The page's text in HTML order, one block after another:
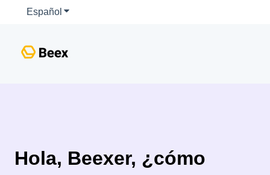
Español Traducciones de Mostrar submenú de
Hola, Beexer, ¿cómo